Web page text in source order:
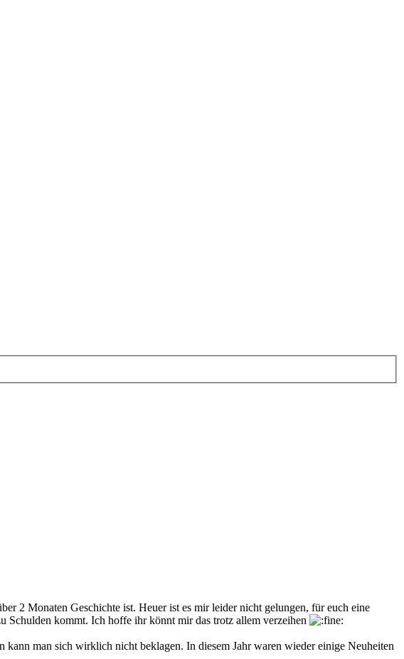
2 Monaten Geschichte ist. Heuer ist es mir leider nicht gelungen, für euch eine
Schulden kommt. Ich hoffe ihr könnt mir das trotz allem verzeihen
man sich wirklich nicht beklagen. In diesem Jahr waren wieder einige Neuheiten